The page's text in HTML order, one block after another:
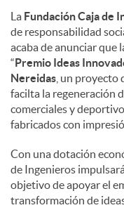
s
La Fundación Caja de
de responsabilidad
acaba de anunciar que
“Premio Ideas
Nereidas , un proyecto
facilta la regeneración
comerciales y
fabricados con
Con una dotación
de Ingenieros
objetivo de apoyar el
transformación de